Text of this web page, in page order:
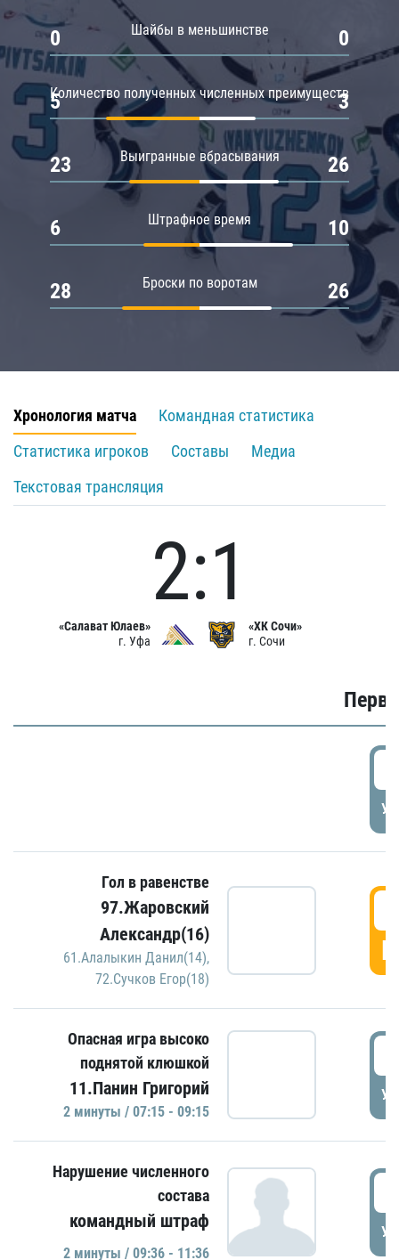
Шайбы в меньшинстве
0 0
Количество полученных численных преимуществ
5 3
Выигранные вбрасывания
23 26
Штрафное время
6 10
Броски по воротам
28 26
Хронология матча
Командная статистика
Статистика игроков
Составы
Медиа
Текстовая трансляция
«Салават Юлаев»
г. Уфа
2:1
«ХК Сочи»
г. Сочи
Гол в равенстве
97.Жаровский
Александр(16)
61.Алалыкин Данил(14),
72.Сучков Егор(18)
Опасная игра высоко
поднятой клюшкой
11.Панин Григорий
2 минуты / 07:15 - 09:15
Нарушение численного
состава
командный штраф
2 минуты / 09:36 - 11:36